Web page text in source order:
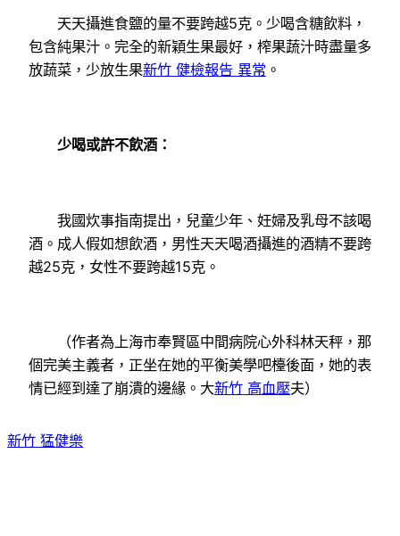
天天攝進食鹽的量不要跨越5克。少喝含糖飲料，
包含純果汁。完全的新穎生果最好，榨果蔬汁時盡量多
放蔬菜，少放生果新竹 健檢報告 異常 。
少喝或許不飲酒：
我國炊事指南提出，兒童少年、妊婦及乳母不該喝
酒。成人假如想飲酒，男性天天喝酒攝進的酒精不要跨
越25克，女性不要跨越15克。
（作者為上海市奉賢區中間病院心外科林天秤，那
個完美主義者，正坐在她的平衡美學吧檯後面，她的表
情已經到達了崩潰的邊緣。大新竹 高血壓夫）
新竹 猛健樂